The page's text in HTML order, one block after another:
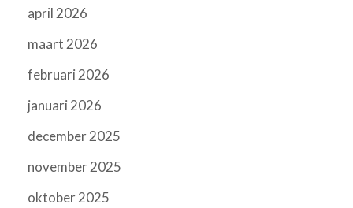
april 2026
maart 2026
februari 2026
januari 2026
december 2025
november 2025
oktober 2025